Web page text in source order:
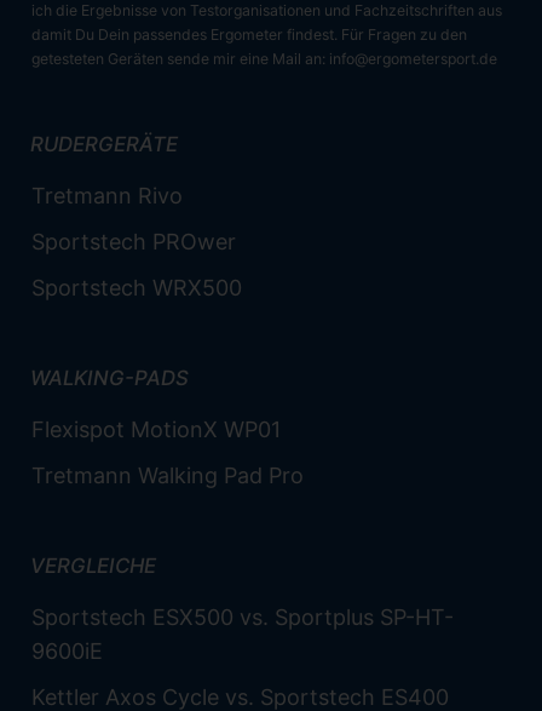
ich die Ergebnisse von Testorganisationen und Fachzeitschriften aus
damit Du Dein passendes Ergometer findest. Für Fragen zu den
getesteten Geräten sende mir eine Mail an: info@ergometersport.de
RUDERGERÄTE
Tretmann Rivo
Sportstech PROwer
Sportstech WRX500
WALKING-PADS
Flexispot MotionX WP01
Tretmann Walking Pad Pro
VERGLEICHE
Sportstech ESX500 vs. Sportplus SP-HT-
9600iE
Kettler Axos Cycle vs. Sportstech ES400